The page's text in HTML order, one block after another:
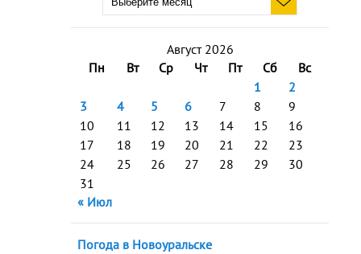
Август 2026
Пн
Вт Ср Чт Пт Сб
Вс
1
2
3
4 5 6 7 8
9
10
11 12 13 14 15
16
17
18 19 20 21 22
23
24
25 26 27 28 29
30
31
« Июл
Погода в Новоуральске